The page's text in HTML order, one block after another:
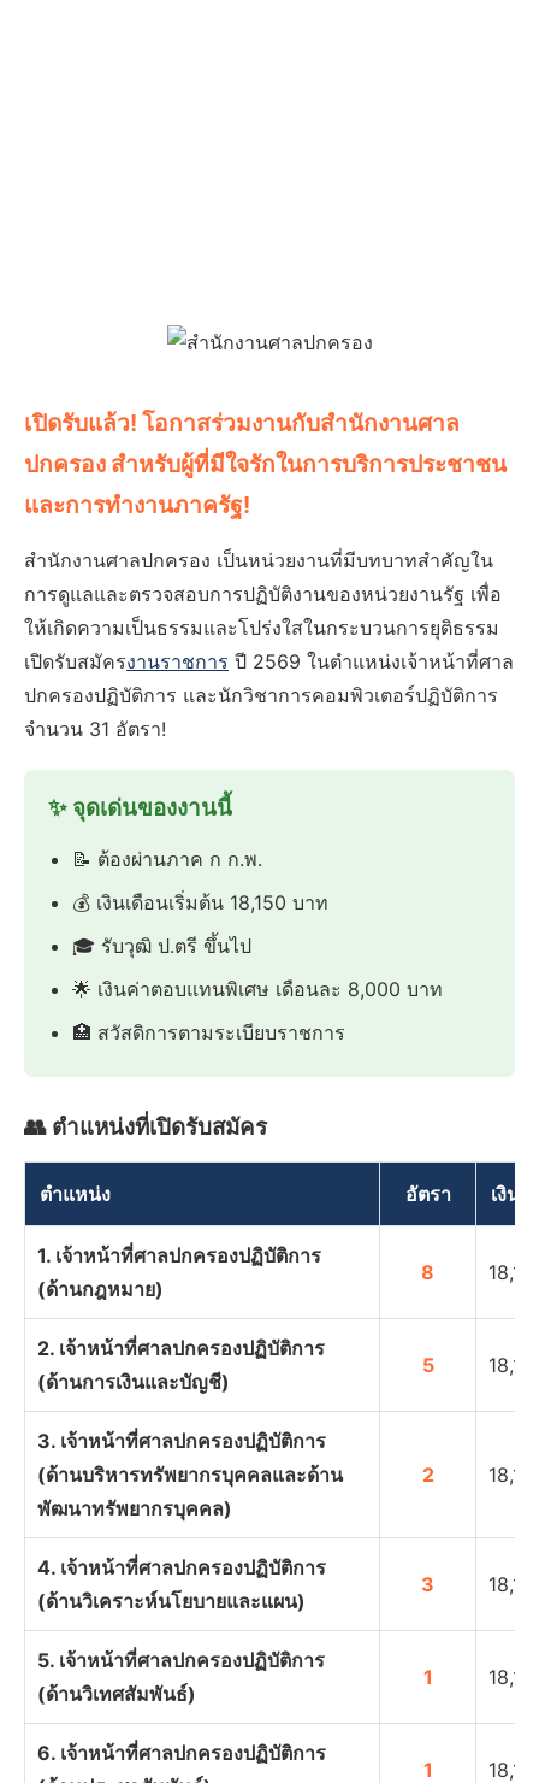
เปิดรับแล้ว! โอกาสร่วมงานกับสำนักงานศาล
ปกครอง สำหรับผู้ที่มีใจรักในการบริการประชาชน
และการทำงานภาครัฐ!
สำนักงานศาลปกครอง เป็นหน่วยงานที่มีบทบาทสำคัญใน
การดูแลและตรวจสอบการปฏิบัติงานของหน่วยงานรัฐ เพื่อ
ให้เกิดความเป็นธรรมและโปร่งใสในกระบวนการยุติธรรม
เปิดรับสมัครงานราชการ ปี 2569 ในตำแหน่งเจ้าหน้าที่ศาล
ปกครองปฏิบัติการ และนักวิชาการคอมพิวเตอร์ปฏิบัติการ
จำนวน 31 อัตรา!
✨ จุดเด่นของงานนี้
📝 ต้องผ่านภาค ก ก.พ.
💰 เงินเดือนเริ่มต้น 18,150 บาท
🎓 รับวุฒิ ป.ตรี ขึ้นไป
🌟 เงินค่าตอบแทนพิเศษ เดือนละ 8,000 บาท
🏥 สวัสดิการตามระเบียบราชการ
👥 ตำแหน่งที่เปิดรับสมัคร
ตำแหน่ง อัตรา เงินเ
1. เจ้าหน้าที่ศาลปกครองปฏิบัติการ
(ด้านกฎหมาย)
8
2. เจ้าหน้าที่ศาลปกครองปฏิบัติการ
(ด้านการเงินและบัญชี)
5
3. เจ้าหน้าที่ศาลปกครองปฏิบัติการ
(ด้านบริหารทรัพยากรบุคคลและด้าน
พัฒนาทรัพยากรบุคคล)
2
4. เจ้าหน้าที่ศาลปกครองปฏิบัติการ
(ด้านวิเคราะห์นโยบายและแผน)
3
5. เจ้าหน้าที่ศาลปกครองปฏิบัติการ
(ด้านวิเทศสัมพันธ์)
1
6. เจ้าหน้าที่ศาลปกครองปฏิบัติการ
1